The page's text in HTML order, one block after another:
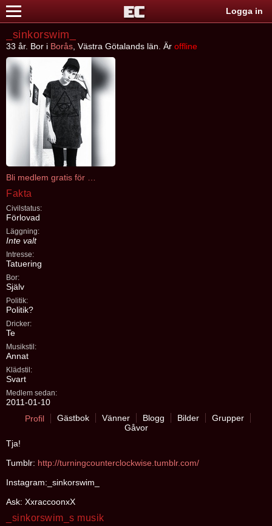
Logga in
_sinkorswim_
33 år. Bor i Borås , Västra Götalands län. Är offline
Fakta
Civilstatus:
Förlovad
Läggning:
Inte valt
Intresse:
Tatuering
Bor:
Själv
Politik:
Politik?
Dricker:
Te
Musikstil:
Annat
Klädstil:
Svart
Medlem sedan:
2011-01-10
Profil
Gästbok Vänner Blogg Bilder
Grupper
Gåvor
Tja!
Tumblr: http://turningcounterclockwise.tumblr.com/
Instagram:_sinkorswim_
Ask: XxraccoonxX
_sinkorswim_s musik